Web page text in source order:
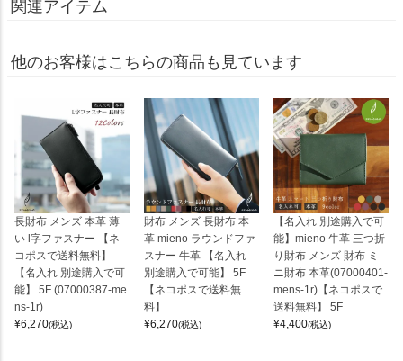
関連アイテム
他のお客様はこちらの商品も見ています
長財布 メンズ 本革 薄
い l字ファスナー 【ネ
コポスで送料無料】
【名入れ 別途購入で可
能】 5F (07000387-me
ns-1r)
¥6,270(税込)
財布 メンズ 長財布 本
革 mieno ラウンドファ
スナー 牛革 【名入れ
別途購入で可能】 5F
【ネコポスで送料無
料】
¥6,270(税込)
【名入れ 別途購入で可
能】mieno 牛革 三つ折
り財布 メンズ 財布 ミ
ニ財布 本革(07000401-
mens-1r)【ネコポスで
送料無料】 5F
¥4,400(税込)